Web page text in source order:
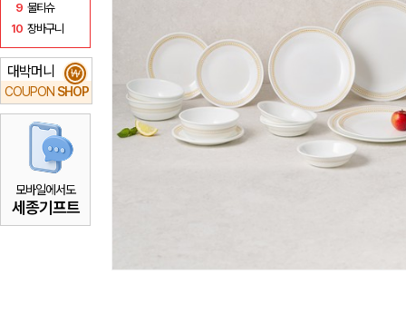
9 물티슈
10 장바구니
대박머니
COUPON SHOP
₩
모바일에서도
세종기프트